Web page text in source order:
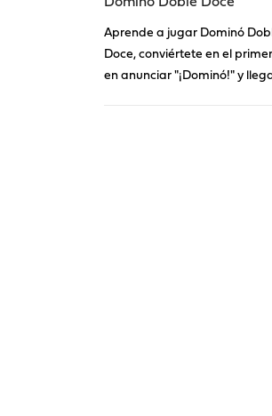
Aprende a jugar Dominó
Doce, conviértete en el
en anunciar "¡Dominó!" y